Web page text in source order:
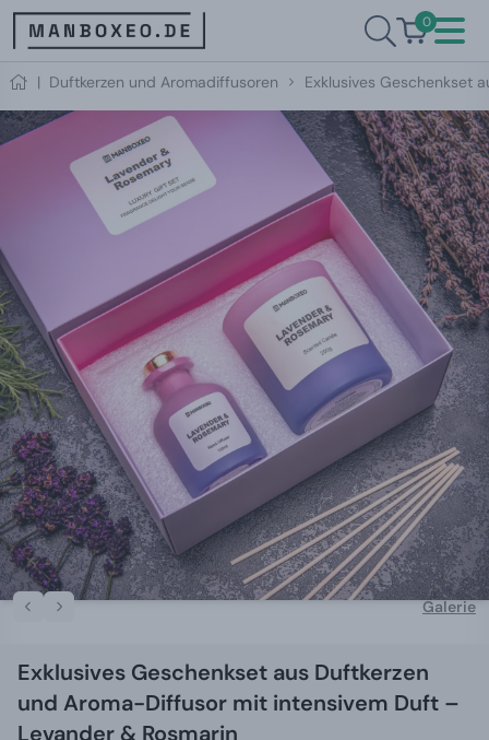
0
| Duftkerzen und Aromadiffusoren Exklusives Geschenkset
Galerie
Exklusives Geschenkset aus Duftkerzen
und Aroma-Diffusor mit intensivem Duft –
Levander & Rosmarin